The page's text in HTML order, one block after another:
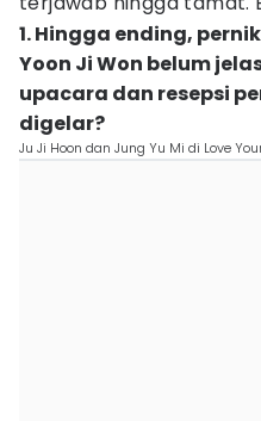
1. Hingga ending,
Yoon Ji Won belum
upacara dan resepsi
digelar?
Ju Ji Hoon dan Jung Yu Mi di Love